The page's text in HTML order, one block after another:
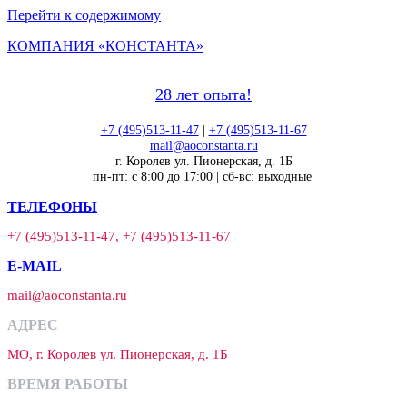
Перейти к содержимому
КОМПАНИЯ «КОНСТАНТА»
28 лет опыта!
+7 (495)513-11-47| +7 (495)513-11-67
mail@aoconstanta.ru
г. Королев ул. Пионерская, д. 1Б
пн-пт: с 8:00 до 17:00 | сб-вс: выходные
ТЕЛЕФОНЫ
+7 (495)513-11-47, +7 (495)513-11-67
E-MAIL
mail@aoconstanta.ru
АДРЕС
МО, г. Королев ул. Пионерская, д. 1Б
ВРЕМЯ РАБОТЫ